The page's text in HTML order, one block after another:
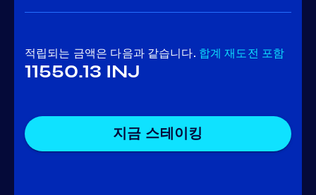
적립되는 금액은 다음과 같습니다. 합계 재도전 포함
11550.13 INJ
지금 스테이킹